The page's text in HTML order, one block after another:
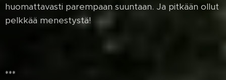
huomattavasti parempaan suuntaan. Ja pitkään ollut
pelkkää menestystä!
***